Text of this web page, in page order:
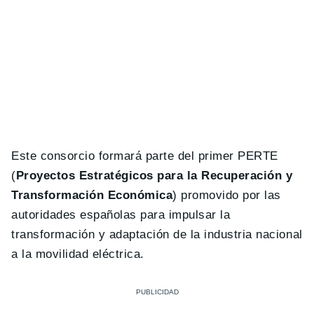
Este consorcio formará parte del primer PERTE
(Proyectos Estratégicos para la Recuperación y
Transformación Económica) promovido por las
autoridades españolas para impulsar la
transformación y adaptación de la industria nacional
a la movilidad eléctrica.